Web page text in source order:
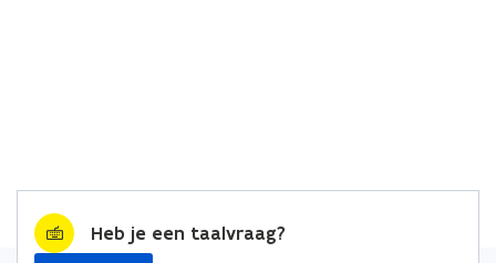
Heb je een taalvraag?